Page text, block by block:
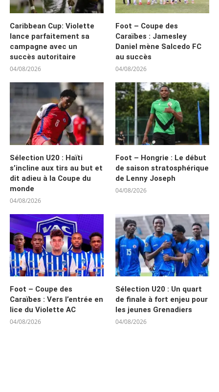
Caribbean Cup: Violette
lance parfaitement sa
campagne avec un
succès autoritaire
04/08/2026
Foot – Coupe des
Caraïbes : Jamesley
Daniel mène Salcedo FC
au succès
04/08/2026
Sélection U20 : Haïti
s’incline aux tirs au but et
dit adieu à la Coupe du
monde
04/08/2026
Foot – Hongrie : Le début
de saison stratosphérique
de Lenny Joseph
04/08/2026
Foot – Coupe des
Caraïbes : Vers l’entrée en
lice du Violette AC
04/08/2026
Sélection U20 : Un quart
de finale à fort enjeu pour
les jeunes Grenadiers
04/08/2026